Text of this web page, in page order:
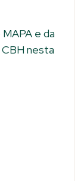
e da
nesta